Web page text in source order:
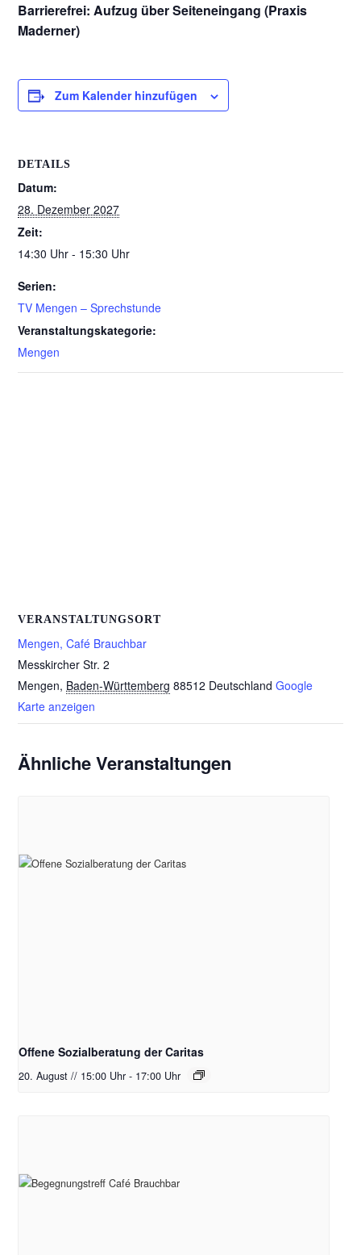
Barrierefrei: Aufzug über Seiteneingang (Praxis
Maderner)
Zum Kalender hinzufügen
DETAILS
Datum:
28. Dezember 2027
Zeit:
14:30 Uhr - 15:30 Uhr
Serien:
TV Mengen – Sprechstunde
Veranstaltungskategorie:
Mengen
VERANSTALTUNGSORT
Mengen, Café Brauchbar
Messkircher Str. 2
Mengen, Baden-Württemberg 88512 Deutschland Google
Karte anzeigen
Ähnliche Veranstaltungen
Offene Sozialberatung der Caritas
20. August // 15:00 Uhr - 17:00 Uhr